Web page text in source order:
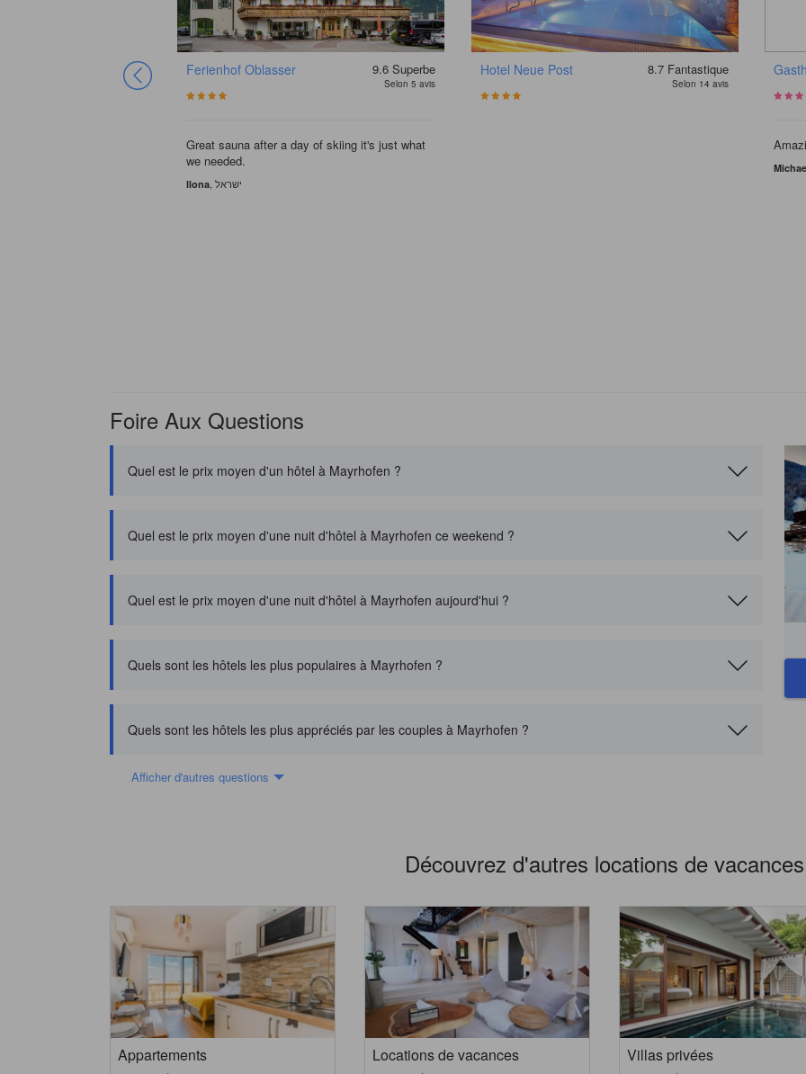
Ferienhof Oblasser 9.6 Superbe
Selon 5 avis
Great sauna after a day of skiing it's just what
we needed.
Ilona , ישראל
Hotel Neue Post 8.7 Fantastique
Selon 14 avis
Foire Aux Questions
Quel est le prix moyen d'un hôtel à Mayrhofen ?
Quel est le prix moyen d'une nuit d'hôtel à Mayrhofen ce weekend ?
Quel est le prix moyen d'une nuit d'hôtel à Mayrhofen aujourd'hui ?
Quels sont les hôtels les plus populaires à Mayrhofen ?
Quels sont les hôtels les plus appréciés par les couples à Mayrhofen ?
Afficher d'autres questions
Découvrez d'autres locations de vacances
Appartements Locations de vacances Villas privées